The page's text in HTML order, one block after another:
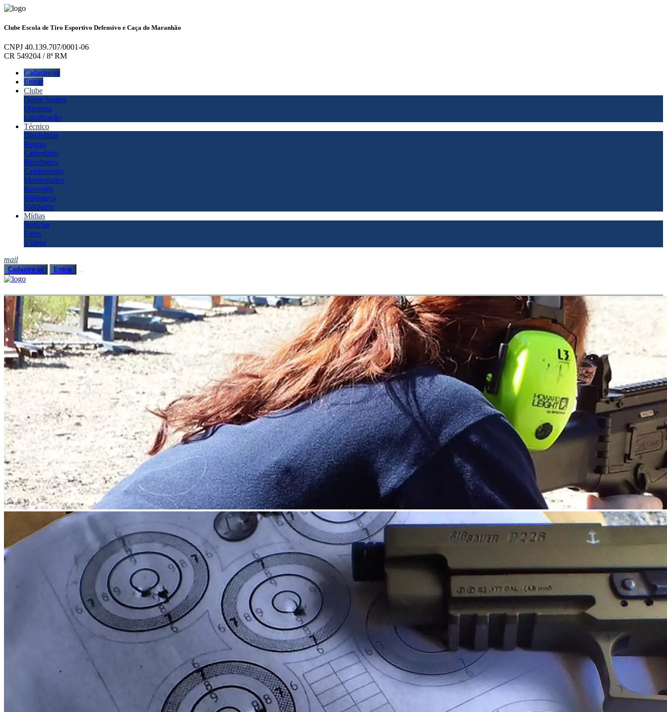
Clube Escola de Tiro Esportivo Defensivo e Caça do Maranhão
CNPJ 40.139.707/0001-06
CR 549204 / 8ª RM
Cadastre-se
Entrar
Clube
Quem Somos
Diretoria
Localização
Técnico
Disciplinas
Regras
Calendário
Resultados
Campeonato
Matriculados
Recordes
Biblioteca
Validador
Mídias
Notícias
Fotos
Vídeos
mail
Cadastre-se Entrar